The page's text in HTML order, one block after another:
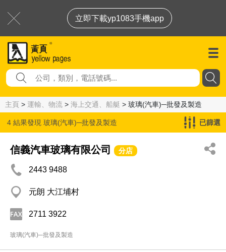
立即下載yp1083手機app
主頁 > 運輸、物流 > 海上交通、船艇 > 玻璃(汽車)─批發及製造
4 結果發現 玻璃(汽車)─批發及製造 已篩選
信義汽車玻璃有限公司 分店
2443 9488
元朗 大江埔村
2711 3922
玻璃(汽車)─批發及製造